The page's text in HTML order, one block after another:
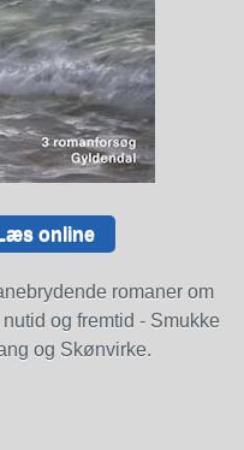
online
romaner om
og fremtid - Smukke
og Skønvirke.